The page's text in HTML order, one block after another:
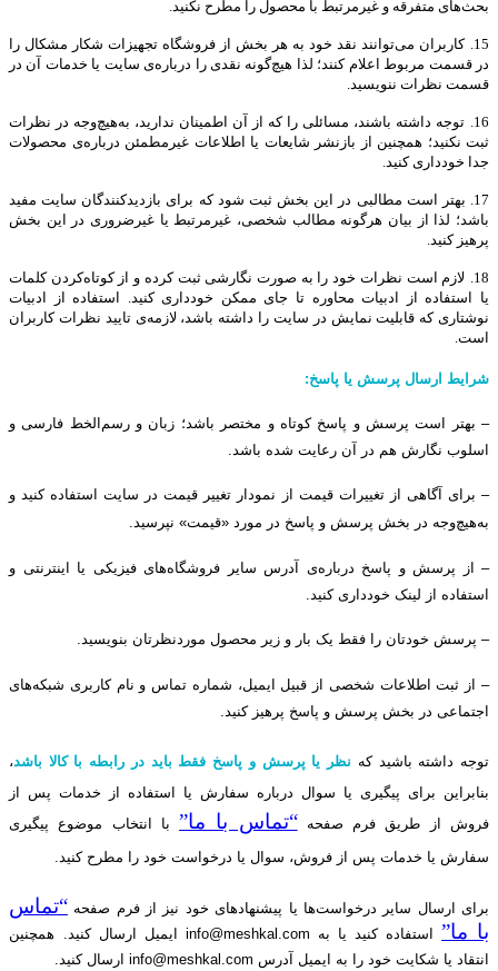
بحث‌های متفرقه و غیرمرتبط با محصول را مطرح نکنید
15. کاربران می‌توانند نقد خود به هر بخش از فروشگاه تجهیزات شکار مشکال را
در قسمت مربوط اعلام کنند؛ لذا هیچ‌گونه نقدی را درباره‌ی سایت یا خدمات آن در
قسمت نظرات ننویسید
16. توجه داشته باشند، مسائلی را که از آن اطمینان ندارید، به‌هیچ‌وجه در نظرات
ثبت نکنید؛ همچنین از بازنشر شایعات یا اطلاعات غیرمطمئن درباره‌ی محصولات
جدا خودداری کنید
17. بهتر است مطالبی در این بخش ثبت شود که برای بازدیدکنندگان سایت مفید
باشد؛ لذا از بیان هرگونه مطالب شخصی، غیرمرتبط یا غیرضروری در این بخش
پرهیز کنید
18. لازم است نظرات خود را به صورت نگارشی ثبت کرده و از کوتاه‌کردن کلمات
یا استفاده از ادبیات محاوره تا جای ممکن خودداری کنید. استفاده از ادبیات
نوشتاری که قابلیت نمایش در سایت را داشته باشد، لازمه‌ی تایید نظرات کاربران
است
شرایط ارسال پرسش یا پاسخ:
– بهتر است پرسش و پاسخ کوتاه و مختصر باشد؛ زبان و رسم‌الخط فارسی و
اسلوب نگارش هم در آن رعایت شده باشد.
– برای آگاهی از تغییرات قیمت از نمودار تغییر قیمت در سایت استفاده کنید و
به‌هیچ‌وجه در بخش پرسش و پاسخ در مورد «قیمت» نپرسید.
– از پرسش و پاسخ درباره‌ی آدرس سایر فروشگاههای فیزیکی یا اینترنتی و
استفاده از لینک خودداری کنید.
– پرسش خودتان را فقط یک بار و زیر محصول موردنظرتان بنویسید.
– از ثبت اطلاعات شخصی از قبیل ایمیل، شماره تماس و نام کاربری شبکههای
اجتماعی در بخش پرسش و پاسخ پرهیز کنید.
توجه داشته باشید که نظر یا پرسش و پاسخ فقط باید در رابطه با کالا باشد،
بنابراین برای پیگیری یا سوال درباره سفارش یا استفاده از خدمات پس از
فروش
از طریق فرم صفحه“تماس با ما”با انتخاب موضوع پیگیری
سفارش یا خدمات پس از فروش، سوال یا درخواست خود را مطرح کنید.
برای ارسال سایر درخواست‌ها یا پیشنهادهای خود نیز از فرم صفحه “تماس
با ما” استفاده کنید یا به info@meshkal.com ایمیل ارسال کنید.
همچنین
انتقاد یا شکایت خود را به ایمیل آدرس info@meshkal.com ارسال کنید.